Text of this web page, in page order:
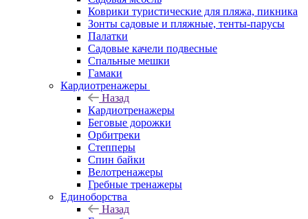
Коврики туристические для пляжа, пикника
Зонты садовые и пляжные, тенты-парусы
Палатки
Садовые качели подвесные
Спальные мешки
Гамаки
Кардиотренажеры
Назад
Кардиотренажеры
Беговые дорожки
Орбитреки
Степперы
Спин байки
Велотренажеры
Гребные тренажеры
Единоборства
Назад